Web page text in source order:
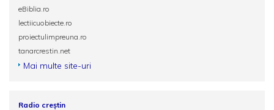
eBiblia.ro
lectiicuobiecte.ro
proiectulimpreuna.ro
tanarcrestin.net
Mai multe site-uri
Radio creștin